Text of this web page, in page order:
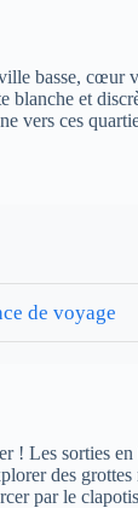
basse, cœur
blanche et
vers ces
de voyage
Les sorties
des
par le